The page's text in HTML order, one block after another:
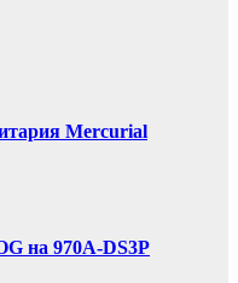
Mercurial
на 970A-DS3P